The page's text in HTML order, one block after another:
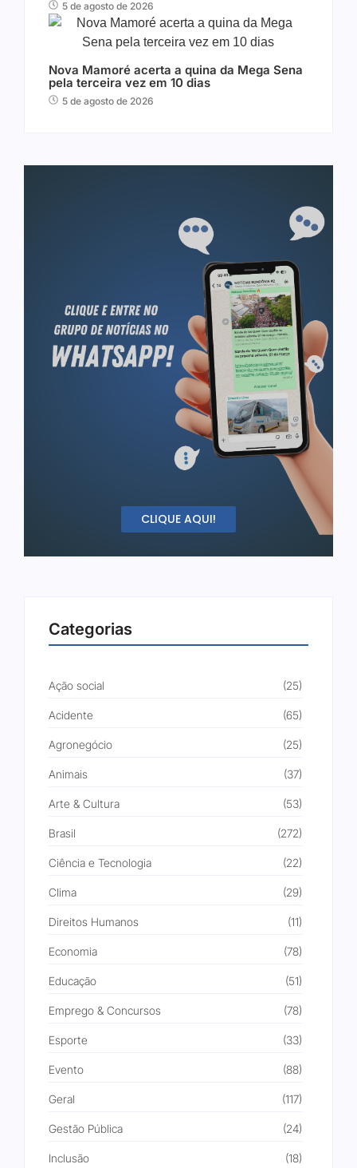
5 de agosto de 2026
Nova Mamoré acerta a quina da Mega Sena
pela terceira vez em 10 dias
5 de agosto de 2026
CLIQUE AQUI!
Categorias
Ação social (25)
Acidente (65)
Agronegócio (25)
Animais (37)
Arte & Cultura (53)
Brasil (272)
Ciência e Tecnologia (22)
Clima (29)
Direitos Humanos (11)
Economia (78)
Educação (51)
Emprego & Concursos (78)
Esporte (33)
Evento (88)
Geral (117)
Gestão Pública (24)
Inclusão (18)